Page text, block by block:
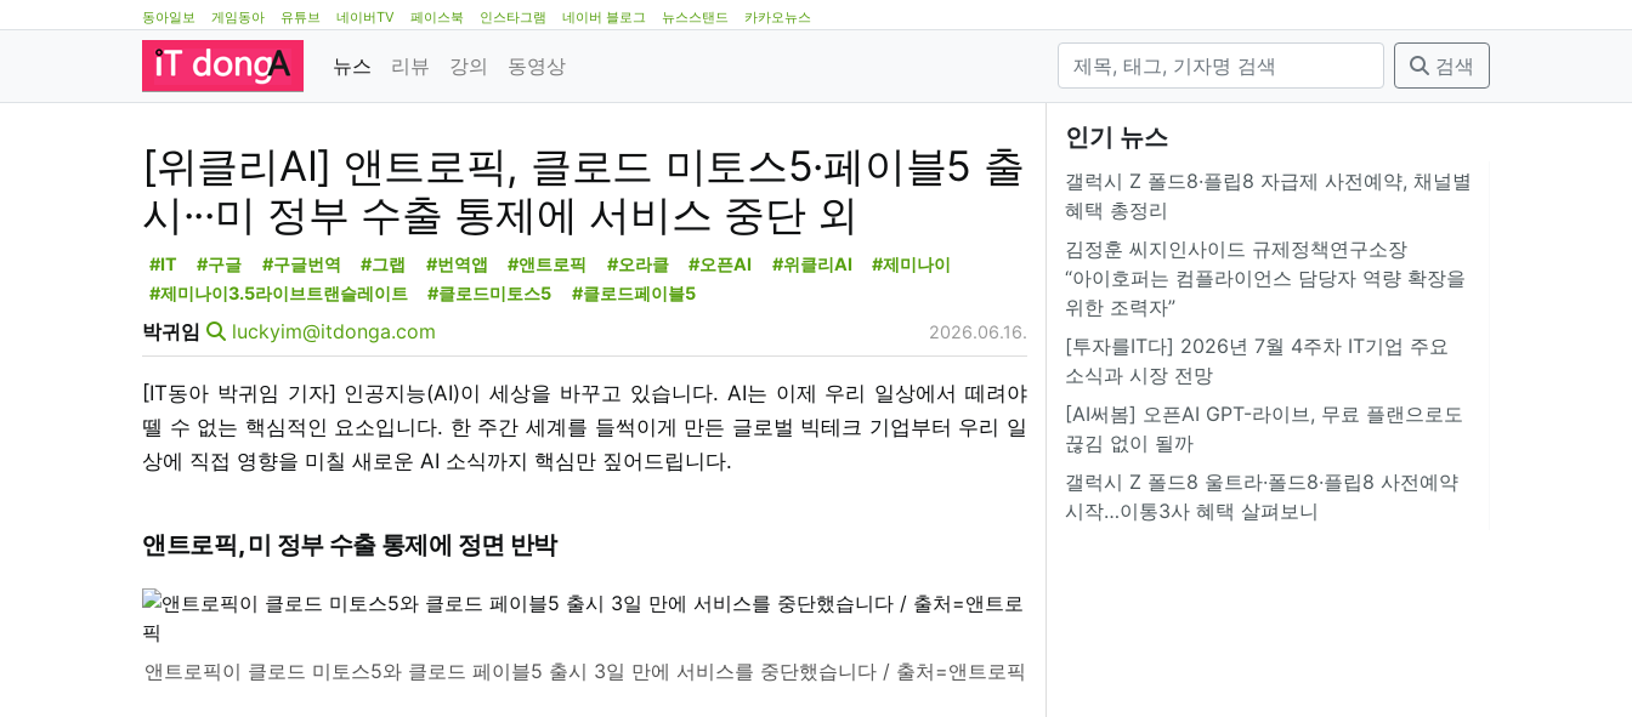
동아일보 게임동아 유튜브 네이버TV 페이스북 인스타그램 네이버 블로그 뉴스스탠드 카카오뉴스
뉴스 리뷰 강의 동영상 검색
[위클리AI] 앤트로픽, 클로드 미토스5·페이블5 출
시···미 정부 수출 통제에 서비스 중단 외
#IT #구글 #구글번역 #그랩 #번역앱 #앤트로픽 #오라클 #오픈AI #위클리AI
#제미나이
#제미나이3.5라이브트랜슬레이트
#클로드미토스5 #클로드페이블5
박귀임 luckyim@itdonga.com 2026.06.16.
[IT동아 박귀임 기자] 인공지능(AI)이 세상을 바꾸고 있습니다. AI는 이제 우리 일상에서 떼려야
뗄 수 없는 핵심적인 요소입니다. 한 주간 세계를 들썩이게 만든 글로벌 빅테크 기업부터 우리 일
상에 직접 영향을 미칠 새로운 AI 소식까지 핵심만 짚어드립니다.
앤트로픽, 미 정부 수출 통제에 정면 반박
앤트로픽이 클로드 미토스5와 클로드 페이블5 출시 3일 만에 서비스를 중단했습니다 / 출처=앤트로픽
인기 뉴스
갤럭시 Z 폴드8·플립8 자급제 사전예약, 채널별
혜택 총정리
김정훈 씨지인사이드 규제정책연구소장
“아이호퍼는 컴플라이언스 담당자 역량 확장을
위한 조력자”
[투자를IT다] 2026년 7월 4주차 IT기업 주요
소식과 시장 전망
[AI써봄] 오픈AI GPT-라이브, 무료 플랜으로도
끊김 없이 될까
갤럭시 Z 폴드8 울트라·폴드8·플립8 사전예약
시작…이통3사 혜택 살펴보니